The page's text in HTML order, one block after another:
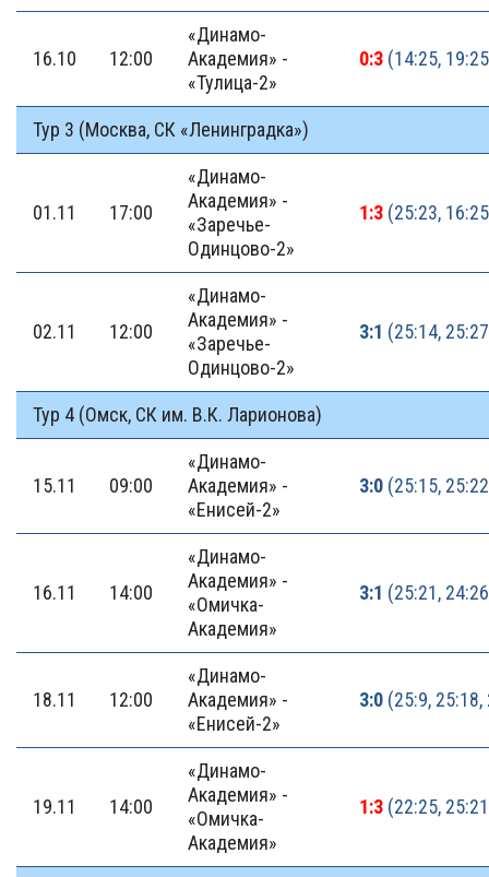
16.10 12:00
«Динамо-
Академия» -
«Тулица-2»
0:3 (14:25,
Тур 3 (Москва, СК «Ленинградка»)
01.11 17:00
«Динамо-
Академия» -
«Заречье-
Одинцово-2»
1:3 (25:23,
02.11 12:00
«Динамо-
Академия» -
«Заречье-
Одинцово-2»
3:1 (25:14,
Тур 4 (Омск, СК им. В.К. Ларионова)
15.11 09:00
«Динамо-
Академия» -
«Енисей-2»
3:0 (25:15,
16.11 14:00
«Динамо-
Академия» -
«Омичка-
Академия»
3:1 (25:21,
18.11 12:00
«Динамо-
Академия» -
«Енисей-2»
3:0 (25:9, 25:18,
19.11 14:00
«Динамо-
Академия» -
«Омичка-
Академия»
1:3 (22:25,